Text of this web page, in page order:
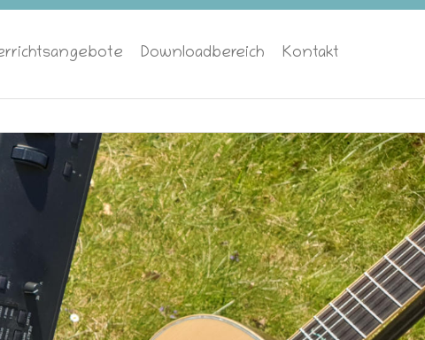
Downloadbereich Kontakt